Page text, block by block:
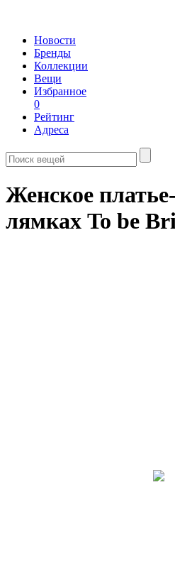
Новости
Бренды
Коллекции
Вещи
Избранное
0
Рейтинг
Адреса
Женское
лямках To be